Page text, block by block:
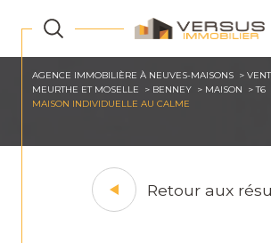
AGENCE IMMOBILIÈRE À NEUVES-MAISONS
MEURTHE ET MOSELLE
BENNEY MAISON
T6
MAISON INDIVIDUELLE AU CALME
Retour aux